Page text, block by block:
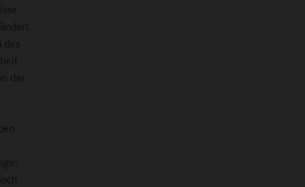
das